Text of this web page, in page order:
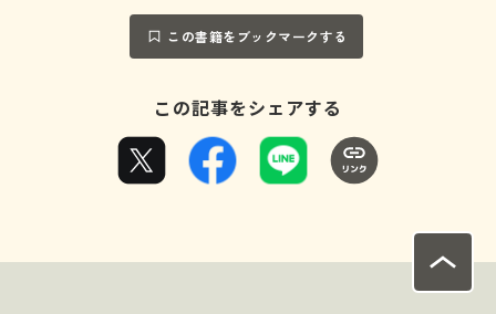
この書籍をブックマークする
この記事をシェアする